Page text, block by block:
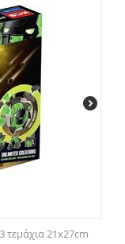
τεμάχια 21x27cm